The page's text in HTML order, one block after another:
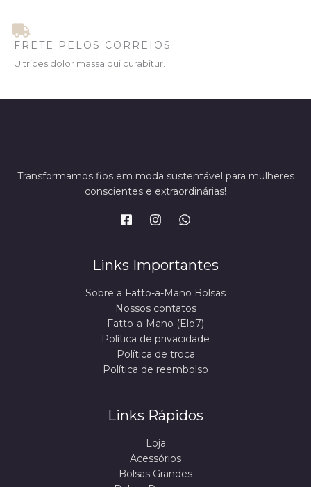
FRETE PELOS CORREIOS
Ultrices dolor massa dui curabitur.
Transformamos fios em moda sustentável para mulheres
conscientes e extraordinárias!
Links Importantes
Sobre a Fatto-a-Mano Bolsas
Nossos contatos
Fatto-a-Mano (Elo7)
Política de privacidade
Política de troca
Política de reembolso
Links Rápidos
Loja
Acessórios
Bolsas Grandes